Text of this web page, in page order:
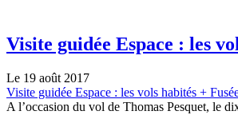
Visite guidée Espace : les
Le 19 août 2017
Visite guidée Espace : les vols habités +
A l’occasion du vol de Thomas Pesquet, le